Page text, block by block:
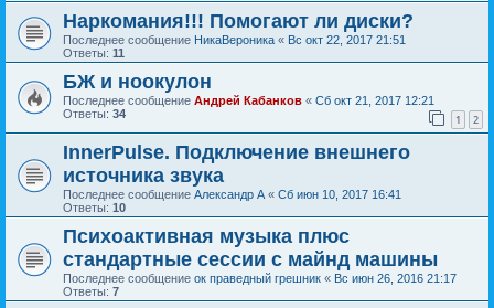
Наркомания!!! Помогают ли диски?
Последнее сообщение НикаВероника « Вс окт 22, 2017 21:51
Ответы: 11
БЖ и ноокулон
Последнее сообщение Андрей Кабанков « Сб окт 21, 2017 12:21
Ответы: 34 1 2
InnerPulse. Подключение внешнего
источника звука
Последнее сообщение Александр А« Сб июн 10, 2017 16:41
Ответы: 10
Психоактивная музыка плюс
стандартные сессии с майнд машины
Последнее сообщение ок праведный грешник « Вс июн 26, 2016 21:17
Ответы: 7